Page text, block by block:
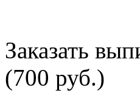
Заказать
(700 руб.)